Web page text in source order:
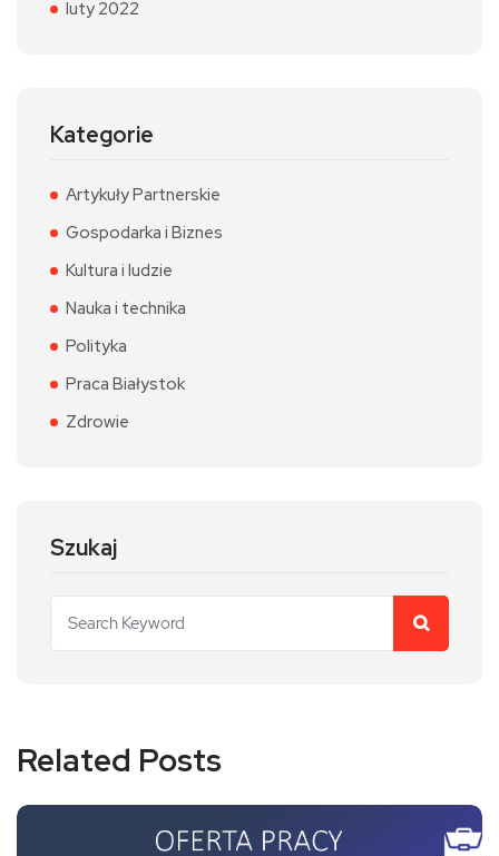
luty 2022
Kategorie
Artykuły Partnerskie
Gospodarka i Biznes
Kultura i ludzie
Nauka i technika
Polityka
Praca Białystok
Zdrowie
Szukaj
Related Posts